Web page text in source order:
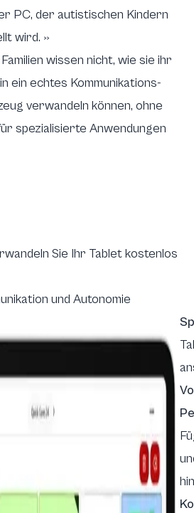
PC, der autistischen Kindern
wird. »
wissen nicht, wie sie ihr
ein echtes Kommunikations-
verwandeln können, ohne
spezialisierte Anwendungen
Sie Ihr Tablet kostenlos
und Autonomie